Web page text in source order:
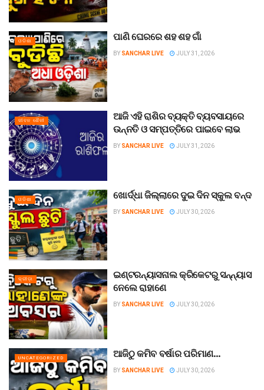
ଓଡିଶା ପାଣି ଘେରରେ ଶହ ଶହ ଗାଁ
BY SANCHAR LIVE JULY 31, 2026
ଜୀବନ ଶୈଳୀ ଆଜି ଏହି ରାଶିର ବ୍ୟକ୍ତି ବ୍ୟବସାୟରେ
ଉନ୍ନତି ଓ ସମ୍ପତ୍ତିରେ ପାଇବେ ଲାଭ
BY SANCHAR LIVE JULY 31, 2026
ଓଡିଶା ଖୋର୍ଦ୍ଧା ଜିଲ୍ଲାରେ ଦୁଇ ଦିନ ସ୍କୁଲ ବନ୍ଦ
BY SANCHAR LIVE JULY 30, 2026
କ୍ରୀଡ଼ା ଇଣ୍ଟରନ୍ୟାସନାଲ କ୍ରିକେଟରୁ ସନ୍ନ୍ୟାସ
ନେଲେ ରାହାଣେ
BY SANCHAR LIVE JULY 30, 2026
UNCATEGORIZED ଆଜିଠୁ କମିବ ବର୍ଷାର ପରିମାଣ…
BY SANCHAR LIVE JULY 30, 2026